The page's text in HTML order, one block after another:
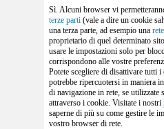
Sì. Alcuni browser vi
terze parti (vale a dire un cookie
una terza parte, ad esempio una
proprietario di quel determinato
usare le impostazioni solo per
corrispondono alle vostre
Potete scegliere di disattivare tutti i
potrebbe ripercuotersi in maniera
di navigazione in rete, se utilizzate
attraverso i cookie. Visitate i nostri
saperne di più su come gestire le
vostro browser di rete.